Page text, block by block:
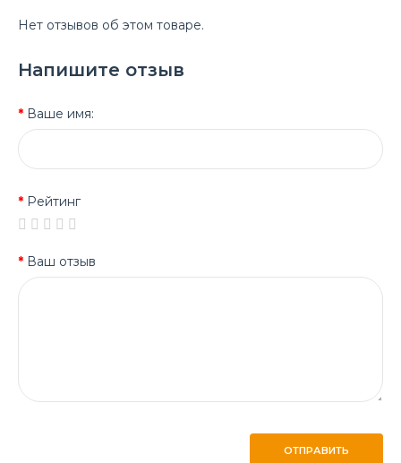
Нет отзывов об этом товаре.
Напишите отзыв
Ваше имя:
Рейтинг
Ваш отзыв
ОТПРАВИТЬ